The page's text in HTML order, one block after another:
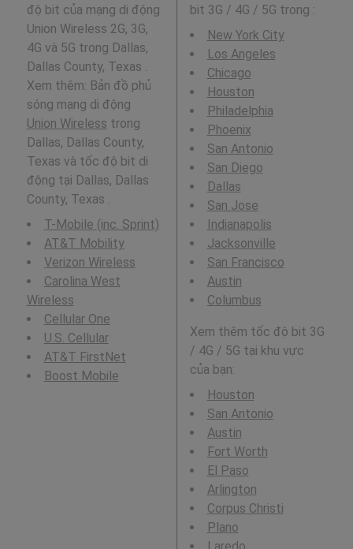
độ bit của mạng di động
Union Wireless 2G, 3G,
4G và 5G trong Dallas,
Dallas County, Texas .
Xem thêm: Bản đồ phủ
sóng mạng di động
Union Wireless trong
Dallas, Dallas County,
Texas và tốc độ bit di
động tại Dallas, Dallas
County, Texas .
T-Mobile (inc. Sprint)
AT&T Mobility
Verizon Wireless
Carolina West
Wireless
Cellular One
U.S. Cellular
AT&T FirstNet
Boost Mobile
bit 3G / 4G / 5G trong :
New York City
Los Angeles
Chicago
Houston
Philadelphia
Phoenix
San Antonio
San Diego
Dallas
San Jose
Indianapolis
Jacksonville
San Francisco
Austin
Columbus
Xem thêm tốc độ bit 3G
/ 4G / 5G tại khu vực
của bạn:
Houston
San Antonio
Austin
Fort Worth
El Paso
Arlington
Corpus Christi
Plano